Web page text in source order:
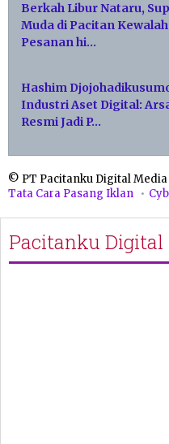
Berkah Libur Nataru,
Muda di Pacitan
Pesanan hi…
Hashim
Industri Aset Digital:
Resmi Jadi P…
© PT Pacitanku Digital Media
Tata Cara Pasang Iklan
Pacitanku Digital